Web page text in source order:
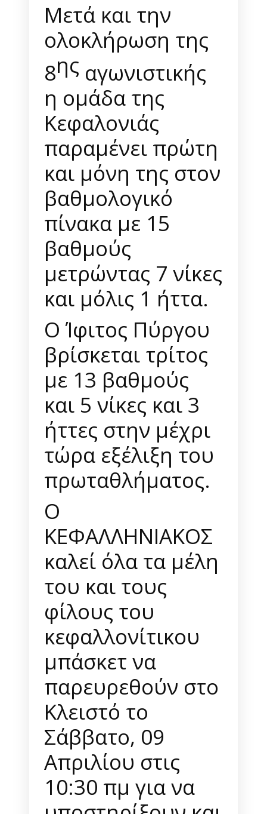
Μετά και την
ολοκλήρωση της
8ης αγωνιστικής
η ομάδα της
Κεφαλονιάς
παραμένει πρώτη
και μόνη της στον
βαθμολογικό
πίνακα με 15
βαθμούς
μετρώντας 7 νίκες
και μόλις 1 ήττα.
Ο Ίφιτος Πύργου
βρίσκεται τρίτος
με 13 βαθμούς
και 5 νίκες και 3
ήττες στην μέχρι
τώρα εξέλιξη του
πρωταθλήματος.
Ο
ΚΕΦΑΛΛΗΝΙΑΚΟΣ
καλεί όλα τα μέλη
του και τους
φίλους του
κεφαλλονίτικου
μπάσκετ να
παρευρεθούν στο
Κλειστό το
Σάββατο, 09
Απριλίου στις
10:30 πμ για να